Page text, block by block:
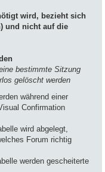
wird, bezieht sich
und nicht auf die
bestimmte Sitzung
gelöscht werden
während einer
Confirmation
wird abgelegt,
Forum richtig
werden gescheiterte